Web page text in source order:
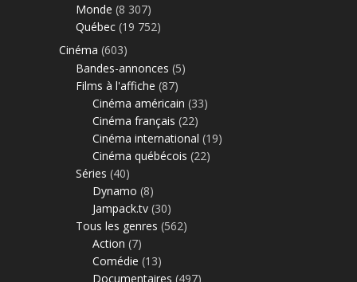
Monde (8 307)
Québec (19 752)
Cinéma (603)
Bandes-annonces (5)
Films à l'affiche (87)
Cinéma américain (33)
Cinéma français (22)
Cinéma international (19)
Cinéma québécois (22)
Séries (40)
Dynamo (8)
Jampack.tv (30)
Tous les genres (562)
Action (7)
Comédie (13)
Documentaires (497)